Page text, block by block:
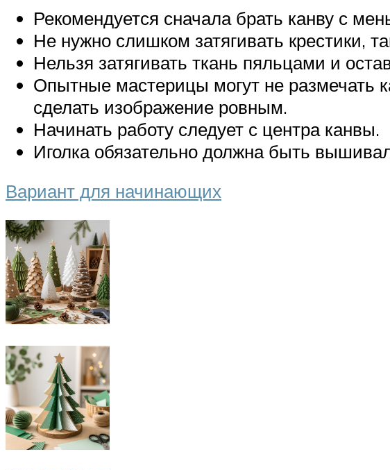
Рекомендуется сначала брать канву с
Не нужно слишком затягивать крестики,
Нельзя затягивать ткань пяльцами и
Опытные мастерицы могут не размечать
сделать изображение ровным.
Начинать работу следует с центра канвы.
Иголка обязательно должна быть
Вариант для начинающих